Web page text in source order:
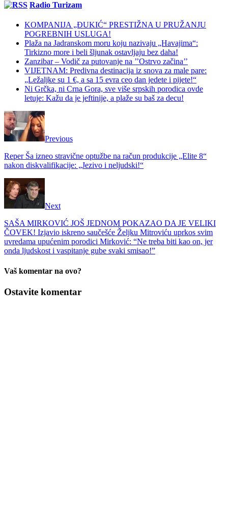
Radio Turizam
KOMPANIJA „ĐUKIĆ“ PRESTIŽNA U PRUŽANJU
POGREBNIH USLUGA!
Plaža na Jadranskom moru koju nazivaju „Havajima“:
Tirkizno more i beli šljunak ostavljaju bez daha!
Zanzibar – Vodič za putovanje na ’’Ostrvo začina’’
VIJETNAM: Predivna destinacija iz snova za male pare:
„Ležaljke su 1 €, a sa 15 evra ceo dan jedete i pijete!“
Ni Grčka, ni Crna Gora, sve više srpskih porodica ovde
letuje: Kažu da je jeftinije, a plaže su baš za decu!
Previous
Reper Ša izneo stravične optužbe na račun produkcije „Elite 8“
nakon diskvalifikacije: „Jezivo i neljudski!“
Next
SAŠA MIRKOVIĆ JOŠ JEDNOM POKAZAO DA JE VELIKI
ČOVEK! Izjavio iskreno saučešće Željku Mitroviću uprkos svim
uvredama upućenim porodici Mirković: “Ne treba biti kao on, jer
onda ljudskost i vaspitanje gube svaki smisao!”
Vaš komentar na ovo?
Ostavite komentar